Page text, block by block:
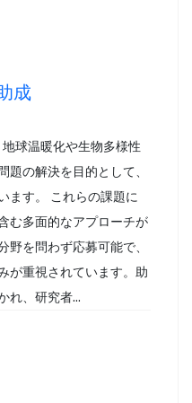
成
球温暖化や生物多様性
題の解決を目的として、
ます。 これらの課題に
む多面的なアプローチが
野を問わず応募可能で、
が重視されています。助
れ、研究者...